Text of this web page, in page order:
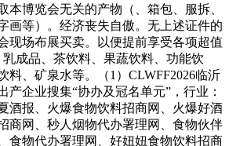
本博览会无关的产物（、箱包、服拆、
画等）。经济丧失自傲。无上述证件的
现场布展买卖。以便提前享受各项超值
成品、茶饮料、果蔬饮料、功能饮
料、矿泉水等。（1）CLWFF2026临沂
产企业搜集“协办及冠名单元”，行业：
酒报、火爆食物饮料招商网、火爆好酒
商网、秒人烟物代办署理网、食物伙伴
食物代办署理网、好妞妞食物饮料招商